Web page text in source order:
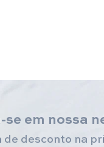
se em nossa
de desconto na